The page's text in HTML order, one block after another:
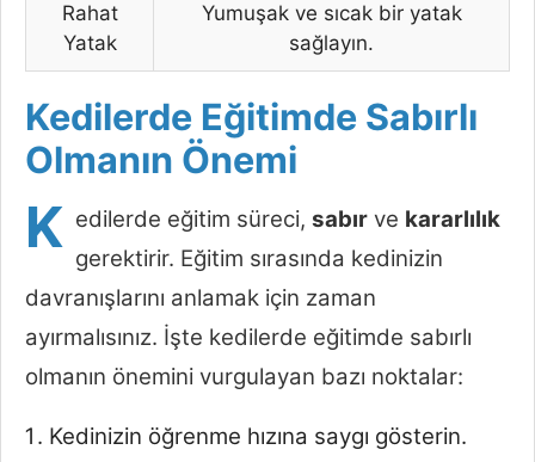
Rahat
Yatak
Yumuşak ve sıcak bir yatak
sağlayın.
Kedilerde Eğitimde Sabırlı
Olmanın Önemi
K edilerde eğitim süreci, sabır ve kararlılık
gerektirir. Eğitim sırasında kedinizin
davranışlarını anlamak için zaman
ayırmalısınız. İşte kedilerde eğitimde sabırlı
olmanın önemini vurgulayan bazı noktalar:
Kedinizin öğrenme hızına saygı gösterin.